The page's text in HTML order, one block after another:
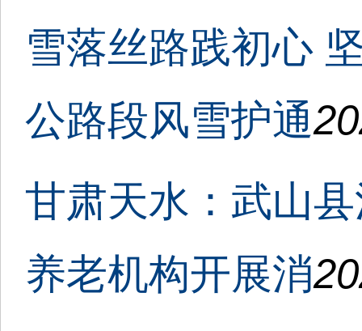
雪落丝路践初心
公路段风雪护通
甘肃天水：武山
养老机构开展消